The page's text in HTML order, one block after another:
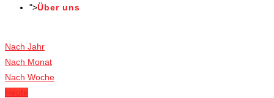
">Über uns
Nach Jahr
Nach Monat
Nach Woche
Heute